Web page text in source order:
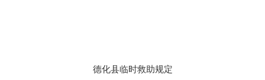
德化县临时救助规定